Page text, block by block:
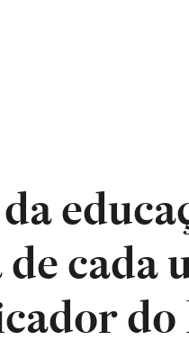
cada
Ideb,